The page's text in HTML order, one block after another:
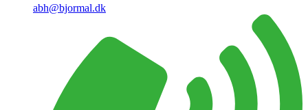
abh@bjormal.dk